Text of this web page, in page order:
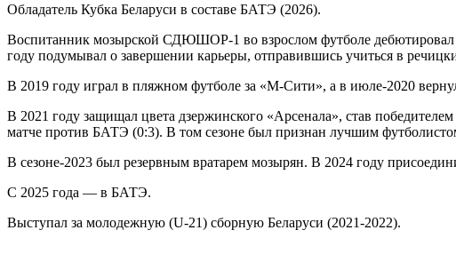
Обладатель Кубка Беларуси в составе БАТЭ (2026).
Воспитанник мозырской СДЮШОР-1 во взрослом футболе дебютировал
году подумывал о завершении карьеры, отправившись учиться в
В 2019 году играл в пляжном футболе за «М-Сити», а в июле-2020
В 2021 году защищал цвета дзержинского «Арсенала», став
матче против БАТЭ (0:3). В том сезоне был признан лучшим
В сезоне-2023 был резервным вратарем мозырян. В 2024 году
С 2025 года — в БАТЭ.
Выступал за молодежную (U-21) сборную Беларуси (2021-2022).